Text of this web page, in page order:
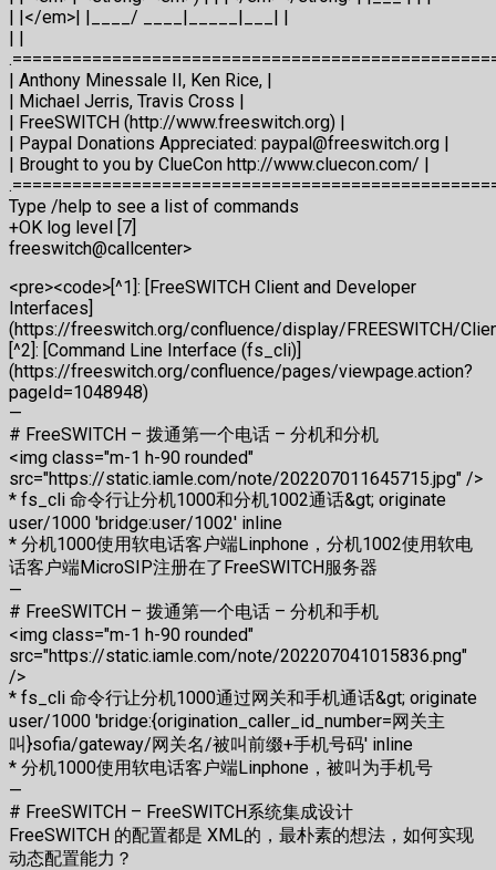
| |</em>| |____/ ____|_____|___| |
| |
| Anthony Minessale II, Ken Rice, |
| Michael Jerris, Travis Cross |
| FreeSWITCH (http://www.freeswitch.org) |
| Paypal Donations Appreciated: paypal@freeswitch.org |
| Brought to you by ClueCon http://www.cluecon.com/ |
Type /help to see a list of commands
+OK log level [7]
freeswitch@callcenter>
<pre><code>[^1]: [FreeSWITCH Client and Developer
Interfaces]
(https://freeswitch.org/confluence/display/FREESWITCH/
[^2]: [Command Line Interface (fs_cli)]
(https://freeswitch.org/confluence/pages/viewpage.action?
pageId=1048948)
—
# FreeSWITCH – 拨通第一个电话 – 分机和分机
<img class="m-1 h-90 rounded"
src="https://static.iamle.com/note/202207011645715.jpg" />
* fs_cli 命令行让分机1000和分机1002通话&gt; originate
user/1000 'bridge:user/1002' inline
* 分机1000使用软电话客户端Linphone，分机1002使用软电
话客户端MicroSIP注册在了FreeSWITCH服务器
—
# FreeSWITCH – 拨通第一个电话 – 分机和手机
<img class="m-1 h-90 rounded"
src="https://static.iamle.com/note/202207041015836.png"
/>
* fs_cli 命令行让分机1000通过网关和手机通话&gt; originate
user/1000 'bridge:{origination_caller_id_number=网关主
叫}sofia/gateway/网关名/被叫前缀+手机号码' inline
* 分机1000使用软电话客户端Linphone，被叫为手机号
—
# FreeSWITCH – FreeSWITCH系统集成设计
FreeSWITCH 的配置都是 XML的，最朴素的想法，如何实现
动态配置能力？